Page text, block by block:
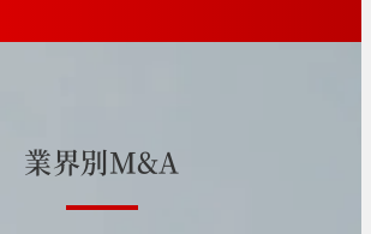
業界別M&A